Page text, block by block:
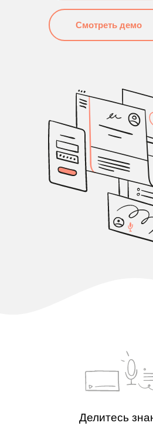
Смотреть демо
Делитесь